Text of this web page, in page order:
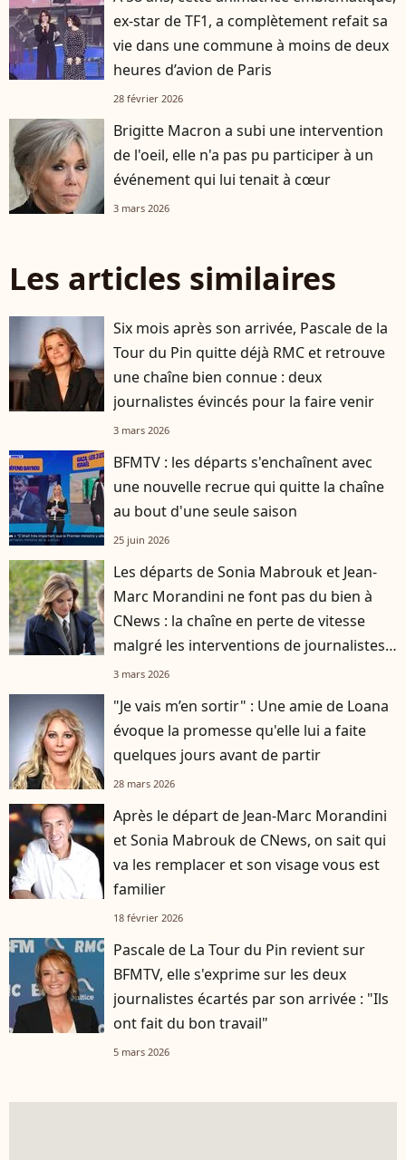
ex-star de TF1, a complètement refait sa
vie dans une commune à moins de deux
heures d’avion de Paris
28 février 2026
Brigitte Macron a subi une intervention
de l'oeil, elle n'a pas pu participer à un
événement qui lui tenait à cœur
3 mars 2026
Les articles similaires
Six mois après son arrivée, Pascale de la
Tour du Pin quitte déjà RMC et retrouve
une chaîne bien connue : deux
journalistes évincés pour la faire venir
3 mars 2026
BFMTV : les départs s'enchaînent avec
une nouvelle recrue qui quitte la chaîne
au bout d'une seule saison
25 juin 2026
Les départs de Sonia Mabrouk et Jean-
Marc Morandini ne font pas du bien à
CNews : la chaîne en perte de vitesse
malgré les interventions de journalistes
stars
3 mars 2026
"Je vais m’en sortir" : Une amie de Loana
évoque la promesse qu'elle lui a faite
quelques jours avant de partir
28 mars 2026
Après le départ de Jean-Marc Morandini
et Sonia Mabrouk de CNews, on sait qui
va les remplacer et son visage vous est
familier
18 février 2026
Pascale de La Tour du Pin revient sur
BFMTV, elle s'exprime sur les deux
journalistes écartés par son arrivée : "Ils
ont fait du bon travail"
5 mars 2026